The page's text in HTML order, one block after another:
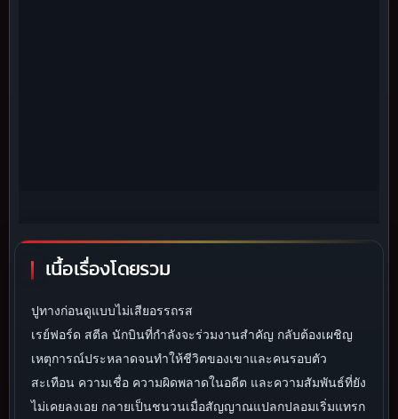
เนื้อเรื่องโดยรวม
ปูทางก่อนดูแบบไม่เสียอรรถรส
เรย์ฟอร์ด สตีล นักบินที่กำลังจะร่วมงานสำคัญ กลับต้องเผชิญ
เหตุการณ์ประหลาดจนทำให้ชีวิตของเขาและคนรอบตัว
สะเทือน ความเชื่อ ความผิดพลาดในอดีต และความสัมพันธ์ที่ยัง
ไม่เคยลงเอย กลายเป็นชนวนเมื่อสัญญาณแปลกปลอมเริ่มแทรก